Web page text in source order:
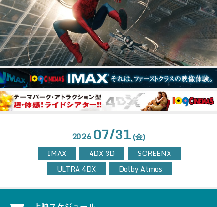
2026 07/31(金)
IMAX 4DX 3D
SCREENX
ULTRA 4DX
Dolby Atmos